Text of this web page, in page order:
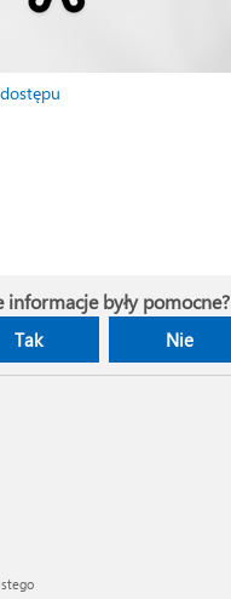
informacje były pomocne?
Tak Nie